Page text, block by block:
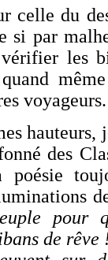
celle du
si par
les
voyageurs.
hauteurs,
des
poésie
pour
de